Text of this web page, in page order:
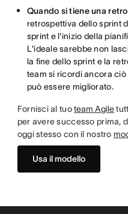
Quando si tiene una
retrospettiva dello sprint
sprint e l'inizio della
L'ideale sarebbe non
la fine dello sprint e la
team si ricordi ancora
può essere migliorato.
Fornisci al tuoteam Agile
per avere successo prima,
oggi stesso con il nostro
Usa il modello